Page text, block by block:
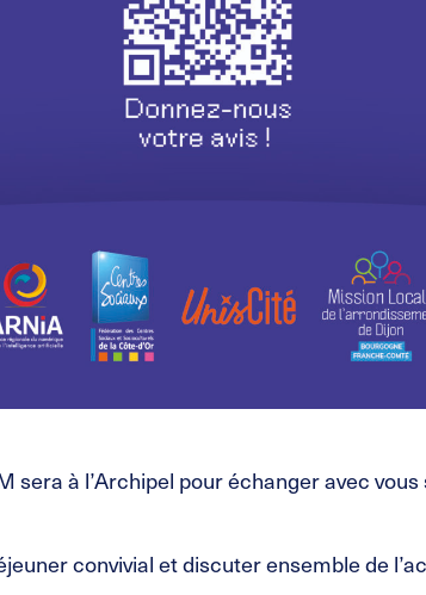
sera à l’Archipel pour échanger avec
convivial et discuter ensemble de